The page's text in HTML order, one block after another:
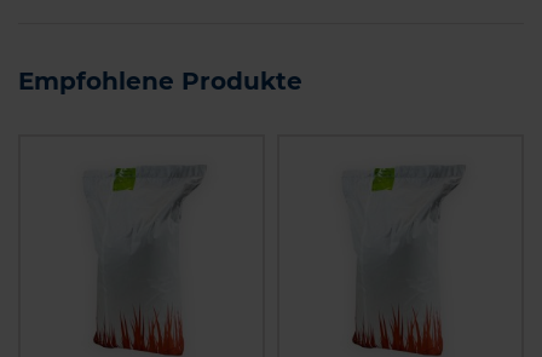
Empfohlene Produkte